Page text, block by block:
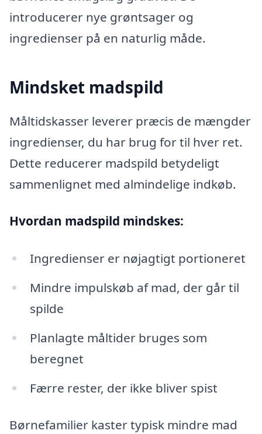
introducerer nye grøntsager og
ingredienser på en naturlig måde.
Mindsket madspild
Måltidskasser leverer præcis de mængder
ingredienser, du har brug for til hver ret.
Dette reducerer madspild betydeligt
sammenlignet med almindelige indkøb.
Hvordan madspild mindskes:
Ingredienser er nøjagtigt portioneret
Mindre impulskøb af mad, der går til
spilde
Planlagte måltider bruges som
beregnet
Færre rester, der ikke bliver spist
Børnefamilier kaster typisk mindre mad